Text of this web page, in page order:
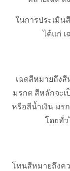
ในการประเมิน
ได้แก่
เฉดสีหมายถึง
มรกต สีหลักจะเ
หรือสีน้ำเงิน มร
โดยทั่
โทนสีหมายถึงค